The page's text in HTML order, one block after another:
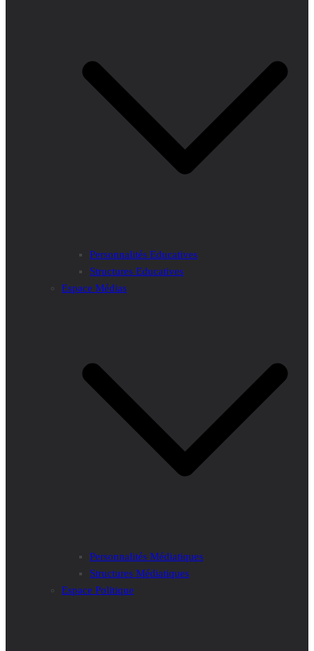
Personnalités Educatives
Structures Educatives
Espace Médias
Personnalités Médiatiques
Structures Médiatiques
Espace Politique